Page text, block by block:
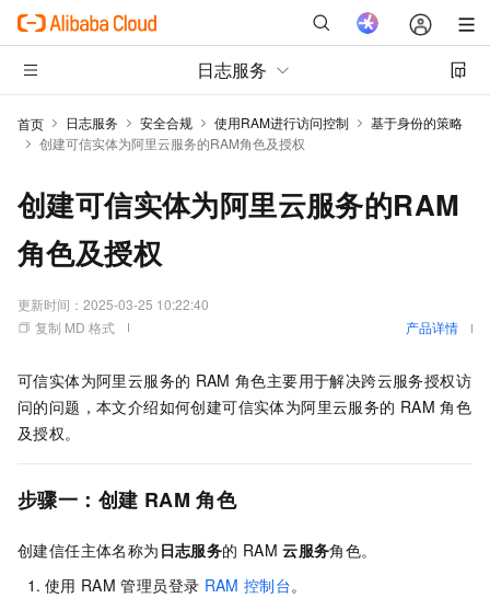
日志服务
首页 日志服务 安全合规 使用RAM进行访问控制
基于身份的策略
创建可信实体为阿里云服务的RAM角色及授权
创建可信实体为阿里云服务的RAM
角色及授权
更新时间： 2025-03-25 10:22:40
复制 MD 格式
产品详情
可信实体为阿里云服务的 RAM 角色主要用于解决跨云服务授权访
问的问题，本文介绍如何创建可信实体为阿里云服务的 RAM 角色
及授权。
步骤一：创建 RAM 角色
创建信任主体名称为 日志服务的 RAM 云服务角色。
使用 RAM 管理员登录 RAM 控制台。